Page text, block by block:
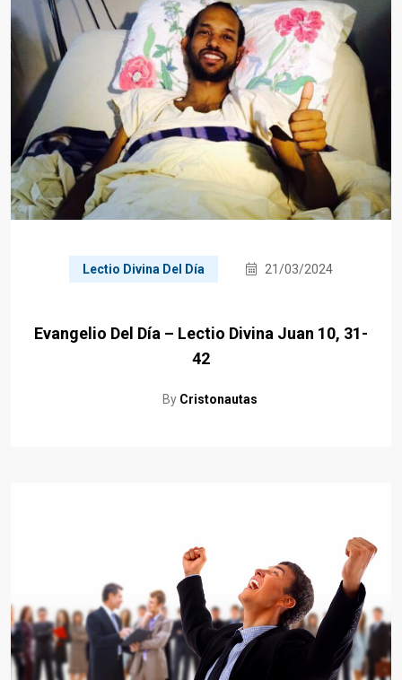
Lectio Divina Del Día 21/03/2024
Evangelio Del Día – Lectio Divina Juan 10, 31-
42
By Cristonautas